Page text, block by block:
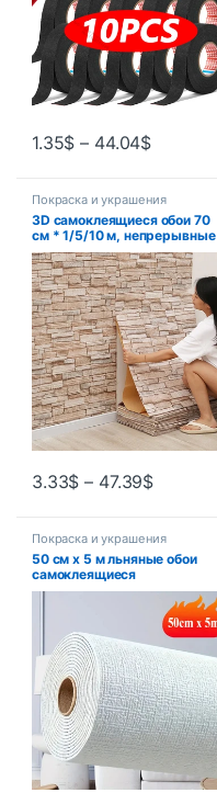
1.35$ – 44.04$
Покраска и украшения
3D самоклеящиеся обои 70
см * 1/5/10 м, непрерывные
водонепроницаемые
наклейки на кирпичную
стену, гостиная, спальня,
детская комната, домашний
декор
3.33$ – 47.39$
Покраска и украшения
50 см x 5 м льняные обои
самоклеящиеся
водонепроницаемые
съемные обои для спальни